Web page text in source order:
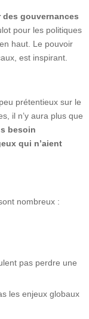
gouvernances
pour les politiques
haut. Le pouvoir
est inspirant.
prétentieux sur le
il n’y aura plus que
besoin
qui n’aient
nombreux :
pas perdre une
les enjeux globaux